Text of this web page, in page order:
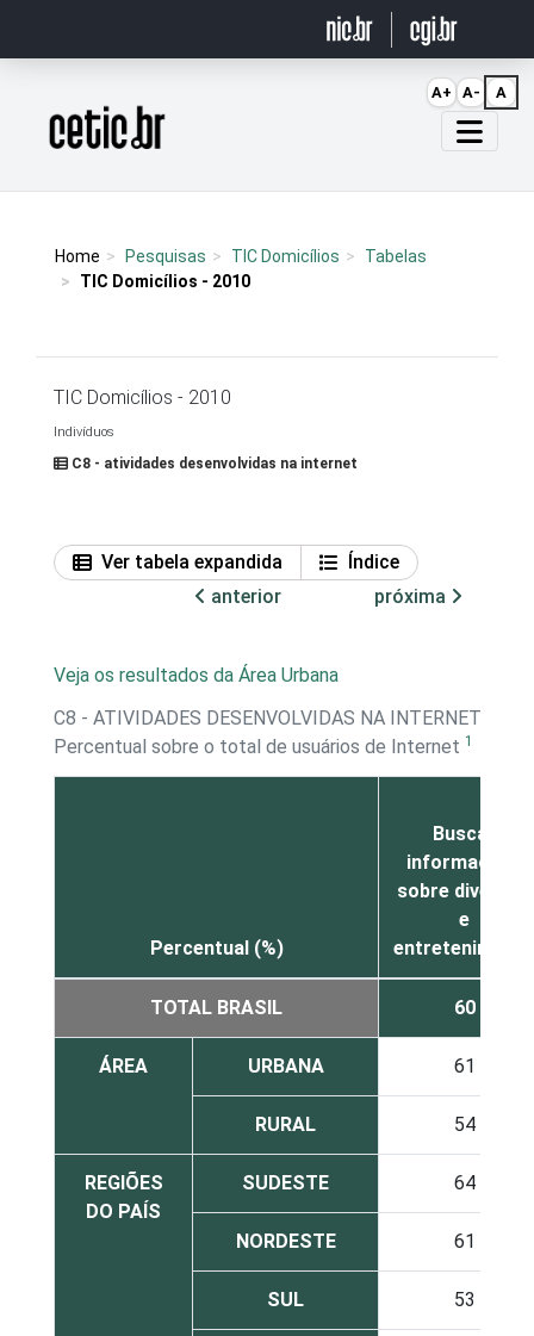
Página inicial
Home Pesquisas TIC Domicílios
Tabelas
TIC Domicílios - 2010
TIC Domicílios - 2010
Indivíduos
C8 - atividades desenvolvidas na internet
Ver tabela expandida
Índice
anterior
próxima
Veja os resultados da Área Urbana
C8 - ATIVIDADES DESENVOLVIDAS NA INTERNET -
Percentual sobre o total de usuários de Internet 1
Percentual (%)
Buscar
informações
sobre diversão
e
entretenimento
TOTAL BRASIL 60
ÁREA URBANA 61
RURAL 54
REGIÕES
DO PAÍS
SUDESTE 64
NORDESTE 61
SUL 53
A+ A- A